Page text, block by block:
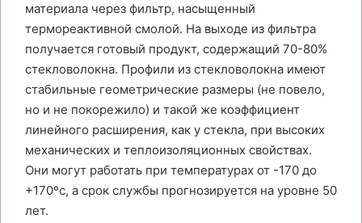
материала через фильтр, насыщенный
термореактивной смолой. На выходе из фильтра
получается готовый продукт, содержащий 70-80%
стекловолокна. Профили из стекловолокна имеют
стабильные геометрические размеры (не повело,
но и не покорежило) и такой же коэффициент
линейного расширения, как у стекла, при высоких
механических и теплоизоляционных свойствах.
Они могут работать при температурах от -170 до
+170ºс, а срок службы прогнозируется на уровне 50
лет.